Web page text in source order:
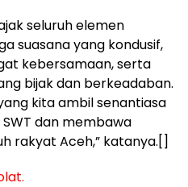
seluruh elemen
suasana yang kondusif,
kebersamaan, serta
bijak dan berkeadaban.
kita ambil senantiasa
dan membawa
rakyat Aceh,” katanya.[]